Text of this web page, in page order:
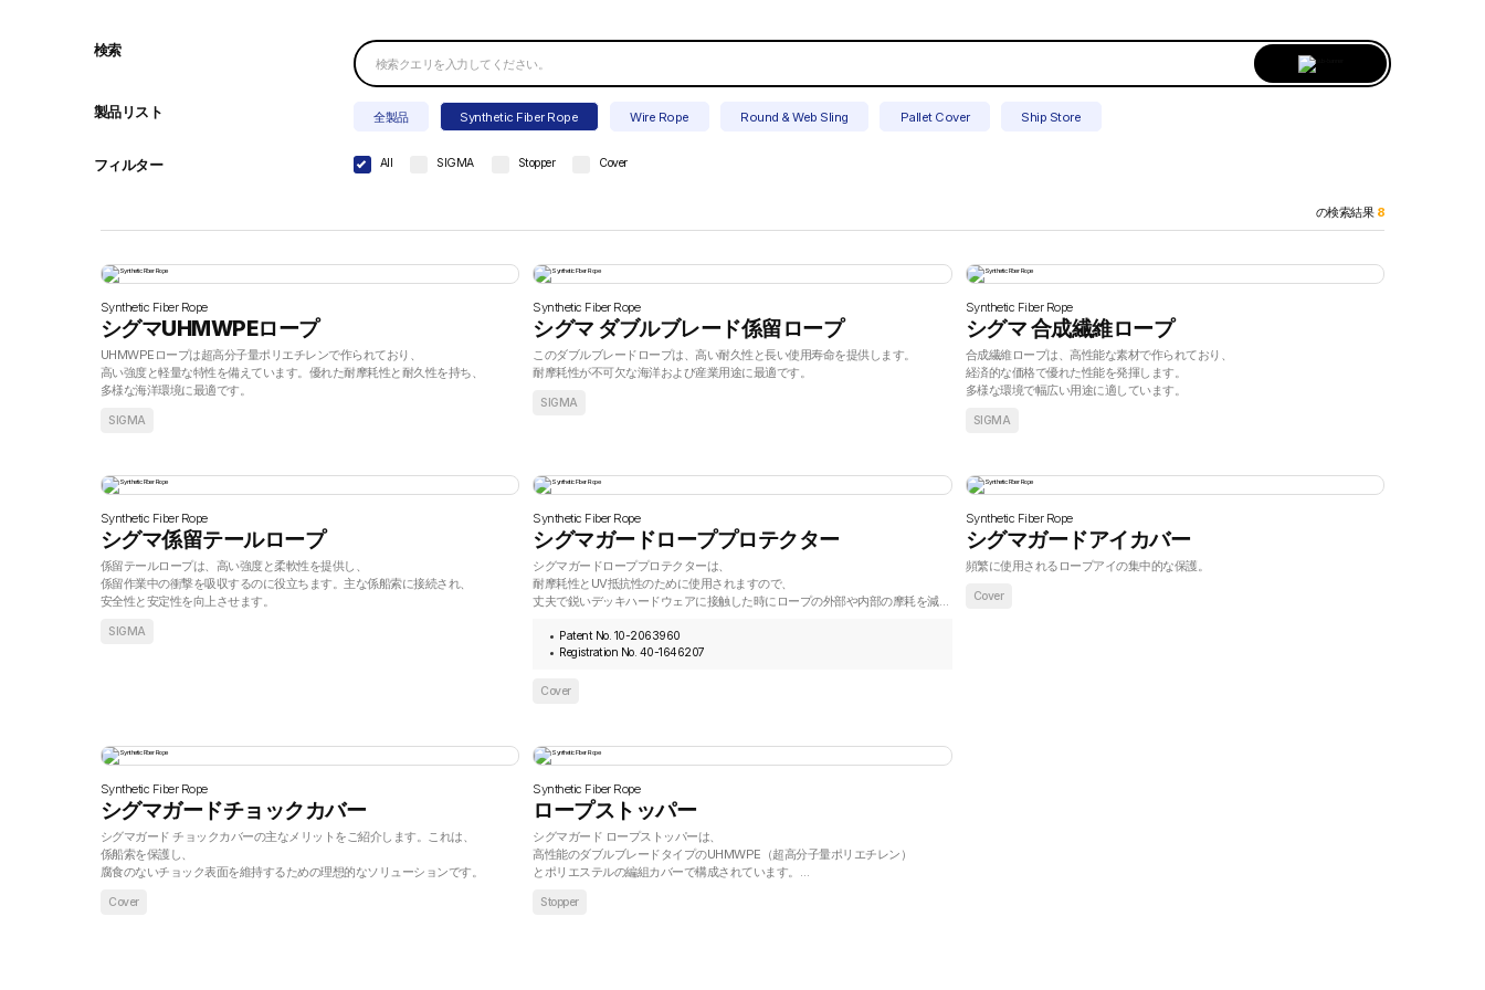
検索
製品リスト 全製品 Synthetic Fiber Rope Wire Rope Round & Web Sling Pallet Cover Ship Store
フィルター All SIGMA Stopper Cover
の検索結果 8
Synthetic Fiber Rope
シグマUHMWPEロープ
UHMWPEロープは超高分子量ポリエチレンで作られており、
高い強度と軽量な特性を備えています。優れた耐摩耗性と耐久性を持ち、
多様な海洋環境に最適です。
SIGMA
Synthetic Fiber Rope
シグマ ダブルブレード係留ロープ
このダブルブレードロープは、高い耐久性と長い使用寿命を提供します。
耐摩耗性が不可欠な海洋および産業用途に最適です。
SIGMA
Synthetic Fiber Rope
シグマ 合成繊維ロープ
合成繊維ロープは、高性能な素材で作られており、
経済的な価格で優れた性能を発揮します。
多様な環境で幅広い用途に適しています。
SIGMA
Synthetic Fiber Rope
シグマ係留テールロープ
係留テールロープは、高い強度と柔軟性を提供し、
係留作業中の衝撃を吸収するのに役立ちます。主な係船索に接続され、
安全性と安定性を向上させます。
SIGMA
Synthetic Fiber Rope
シグマガードローププロテクター
シグマガードローププロテクターは、
耐摩耗性とUV抵抗性のために使用されますので、
丈夫で鋭いデッキハードウェアに接触した時にロープの外部や内部の摩耗を減らし、
Patent No. 10-2063960
Registration No. 40-1646207
Cover
Synthetic Fiber Rope
シグマガードアイカバー
頻繁に使用されるロープアイの集中的な保護。
Cover
Synthetic Fiber Rope
シグマガードチョックカバー
シグマガード チョックカバーの主なメリットをご紹介します。これは、
係船索を保護し、
腐食のないチョック表面を維持するための理想的なソリューションです。
Cover
Synthetic Fiber Rope
ロープストッパー
シグマガード ロープストッパーは、
高性能のダブルブレードタイプのUHMWPE（超高分子量ポリエチレン）
とポリエステルの編組カバーで構成されています。
取り扱いのしやすさ、効率の向上を提供します。
Stopper